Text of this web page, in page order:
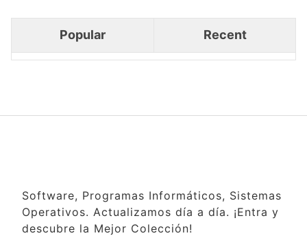
Popular Recent
Software, Programas Informáticos, Sistemas
Operativos. Actualizamos día a día. ¡Entra y
descubre la Mejor Colección!